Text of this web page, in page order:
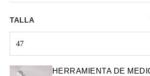
TALLA
47
HERRAMIENTA DE